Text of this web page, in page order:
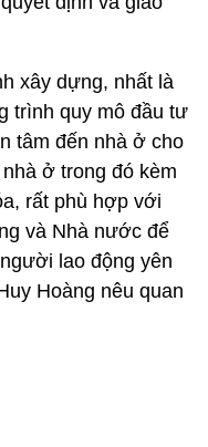
xây dựng, nhất là
trình quy mô đầu tư
tâm đến nhà ở cho
ở trong đó kèm
rất phù hợp với
và Nhà nước để
lao động yên
Hoàng nêu quan